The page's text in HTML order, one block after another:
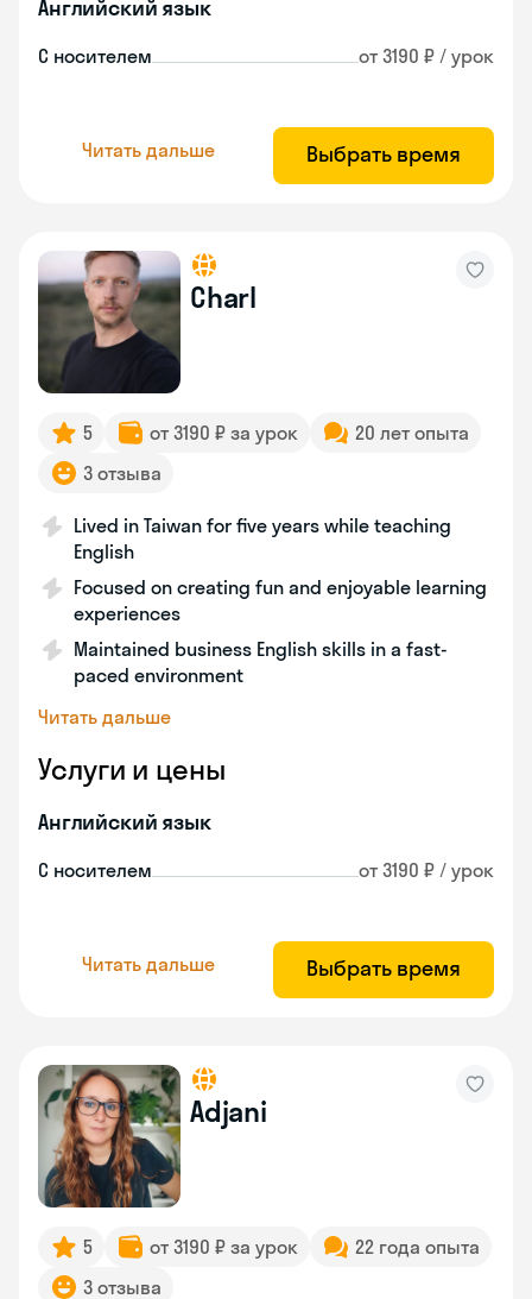
Английский язык
С носителем от 3190 ₽ / урок
Читать дальше Выбрать время
Charl
5 от 3190 ₽ за урок
20 лет опыта
3 отзыва
Lived in Taiwan for five years while teaching
English
Focused on creating fun and enjoyable learning
experiences
Maintained business English skills in a fast-
paced environment
Читать дальше
Услуги и цены
Английский язык
С носителем от 3190 ₽ / урок
Читать дальше Выбрать время
Adjani
5 от 3190 ₽ за урок
22 года опыта
3 отзыва